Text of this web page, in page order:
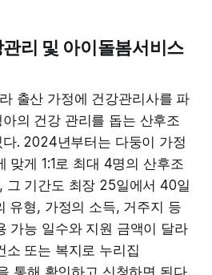
리 및 아이돌봄서비스
출산 가정에 건강관리사를 파
의 건강 관리를 돕는 산후조
. 2024년부터는 다둥이 가정
맞게 1:1로 최대 4명의 산후조
그 기간도 최장 25일에서 40일
유형, 가정의 소득, 거주지 등
가능 일수와 지원 금액이 달라
소 또는 복지로 누리집
통해 확인하고 신청하면 된다.